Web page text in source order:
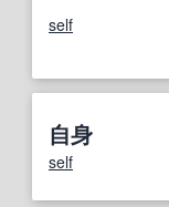
self
自身
self